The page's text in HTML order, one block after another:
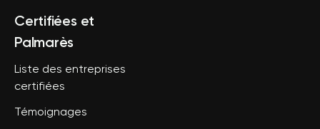
Certifiées et
Palmarès
Liste des entreprises
certifiées
Témoignages